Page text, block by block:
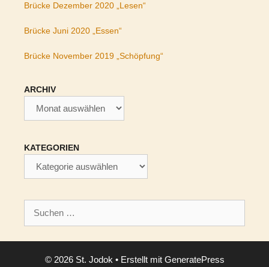
Brücke Dezember 2020 „Lesen“
Brücke Juni 2020 „Essen“
Brücke November 2019 „Schöpfung“
ARCHIV
KATEGORIEN
nach:
© 2026 St. Jodok • Erstellt mit GeneratePress